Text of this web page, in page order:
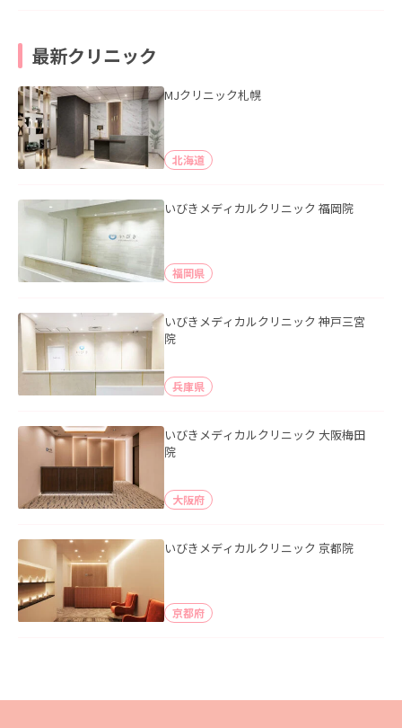
最新クリニック
MJクリニック札幌
北海道
いびきメディカルクリニック 福岡院
福岡県
いびきメディカルクリニック 神戸三宮
院
兵庫県
いびきメディカルクリニック 大阪梅田
院
大阪府
いびきメディカルクリニック 京都院
京都府